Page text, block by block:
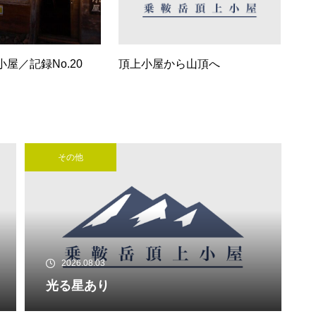
小屋のご利用は・・・・・
屋／記録No.20 頂上小屋から山頂へ
その他
2026.08.03
光る星あり